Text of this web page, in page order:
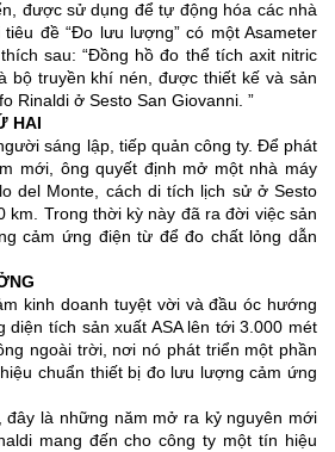
được sử dụng để tự động hóa các nhà
đề “Đo lưu lượng” có một Asameter
sau: “Đồng hồ đo thể tích axit nitric
bộ truyền khí nén, được thiết kế và sản
Rinaldi ở Sesto San Giovanni. ”
HAI
sáng lập, tiếp quản công ty. Để phát
mới, ông quyết định mở một nhà máy
del Monte, cách di tích lịch sử ở Sesto
km. Trong thời kỳ này đã ra đời việc sản
cảm ứng điện từ để đo chất lỏng dẫn
kinh doanh tuyệt vời và đầu óc hướng
tích sản xuất ASA lên tới 3.000 mét
ngoài trời, nơi nó phát triển một phần
chuẩn thiết bị đo lưu lượng cảm ứng
đây là những năm mở ra kỷ nguyên mới
mang đến cho công ty một tín hiệu